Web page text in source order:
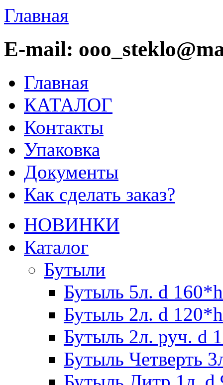
Главная
E-mail:
Главная
КАТАЛОГ
Контакты
Упаковка
Документы
Как сделать заказ?
НОВИНКИ
Каталог
Бутыли
Бутыль 5л. d
Бутыль 2л. d
Бутыль 2л. руч. d
Бутыль Четверть